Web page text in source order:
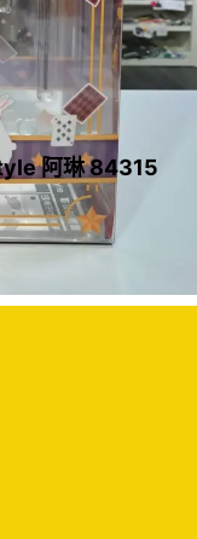
阿琳 84315